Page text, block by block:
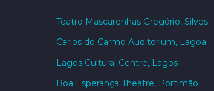
Teatro Mascarenhas Gregório, Silves
Carlos do Carmo Auditorium, Lagoa
Lagos Cultural Centre, Lagos
Boa Esperança Theatre, Portimão